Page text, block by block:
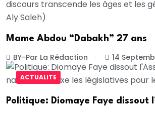
Mame Abdou “Dabakh” 27 ans
BY-Par La Rédaction 14
ACTUALITE
Politique: Diomaye Faye dissout